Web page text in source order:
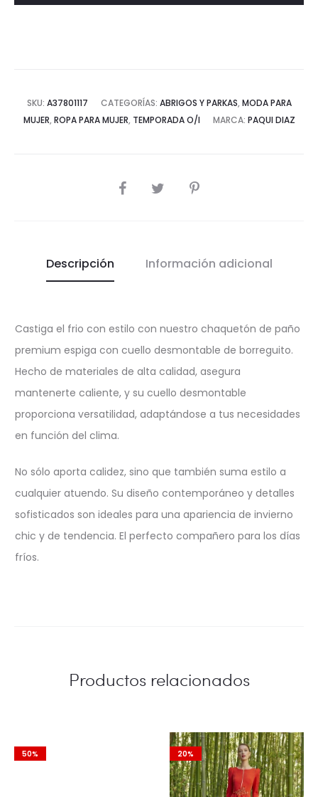
SKU: A37801117 CATEGORÍAS: ABRIGOS Y PARKAS, MODA PARA
MUJER, ROPA PARA MUJER, TEMPORADA O/I MARCA: PAQUI DIAZ
COMPARTIR
Descripción Información adicional
Castiga el frio con estilo con nuestro chaquetón de paño
premium espiga con cuello desmontable de borreguito.
Hecho de materiales de alta calidad, asegura
mantenerte caliente, y su cuello desmontable
proporciona versatilidad, adaptándose a tus necesidades
en función del clima.
No sólo aporta calidez, sino que también suma estilo a
cualquier atuendo. Su diseño contemporáneo y detalles
sofisticados son ideales para una apariencia de invierno
chic y de tendencia. El perfecto compañero para los días
fríos.
Productos relacionados
50% 20%